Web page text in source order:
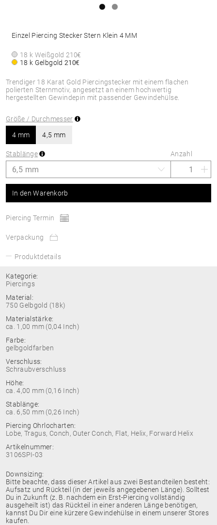
Trendiger 18 Karat Gold Piercingstecker mit einem flachen
polierten Sternmotiv, angesetzt an einem hochwertig
hergestellten Gewindepin mit passender Gewindehülse.
Einzel Piercing Stecker Stern Klein 4 MM
18 k Weißgold 210€
18 k Gelbgold 210€
Größe / Durchmesser
4 mm 4,5 mm
Stablänge Anzahl
In den Warenkorb
Piercing Termin
Verpackung
Produktdetails
Kategorie:
Piercings
Material:
750 Gelbgold (18k)
Materialstärke:
ca. 1,00 mm (0,04 Inch)
Farbe:
gelbgoldfarben
Verschluss:
Schraubverschluss
Höhe:
ca. 4,00 mm (0,16 Inch)
Stablänge:
ca. 6,50 mm (0,26 Inch)
Piercing Ohrlocharten:
Lobe, Tragus, Conch, Outer Conch, Flat, Helix, Forward Helix
Artikelnummer:
3106SPI-03
Downsizing:
Bitte beachte, dass dieser Artikel aus zwei Bestandteilen besteht:
Aufsatz und Rückteil (in der jeweils angegebenen Länge). Solltest
Du in Zukunft (z. B. nachdem ein Erst-Piercing vollständig
ausgeheilt ist) das Rückteil in einer anderen Länge benötigen,
kannst Du Dir eine kürzere Gewindehülse in einem unserer Stores
kaufen.